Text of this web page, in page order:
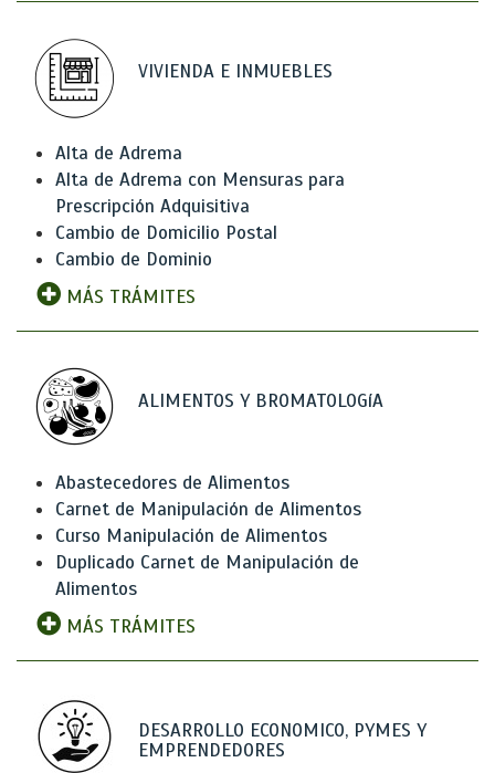
VIVIENDA E INMUEBLES
Alta de Adrema
Alta de Adrema con Mensuras para
Prescripción Adquisitiva
Cambio de Domicilio Postal
Cambio de Dominio
MÁS TRÁMITES
ALIMENTOS Y BROMATOLOGíA
Abastecedores de Alimentos
Carnet de Manipulación de Alimentos
Curso Manipulación de Alimentos
Duplicado Carnet de Manipulación de
Alimentos
MÁS TRÁMITES
DESARROLLO ECONOMICO, PYMES Y
EMPRENDEDORES